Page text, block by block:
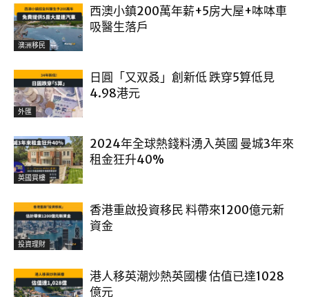
澳洲移民
西澳小鎮200萬年薪+5房大屋+呠呠車
吸醫生落戶
外匯
日圓「又双叒」創新低 跌穿5算低見
4.98港元
英國買樓
2024年全球熱錢料湧入英國 曼城3年來
租金狂升40%
投資理財
香港重啟投資移民 料帶來1200億元新
資金
港人移英潮炒熱英國樓 估值已達1028
億元